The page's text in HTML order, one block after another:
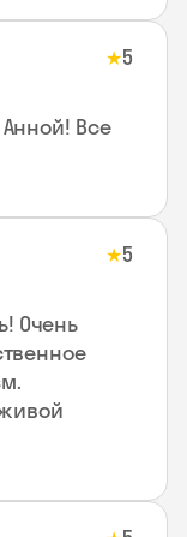
★5
Все
★5
Очень